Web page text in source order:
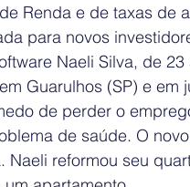
Renda e de taxas de
para novos
Naeli Silva, de
Guarulhos (SP) e
de perder o
de saúde. O
Naeli reformou seu